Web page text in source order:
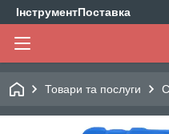
ІнструментПоставка
Товари та послуги